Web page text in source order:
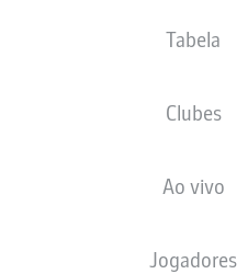
Tabela
Clubes
Ao vivo
Jogadores
ESCALAÇÕES